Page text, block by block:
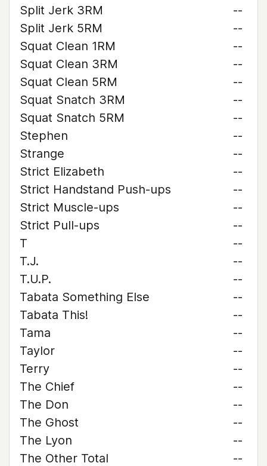
Split Jerk 3RM
--
Split Jerk 5RM
--
Squat Clean 1RM
--
Squat Clean 3RM
--
Squat Clean 5RM
--
Squat Snatch 3RM
--
Squat Snatch 5RM
--
Stephen
--
Strange
--
Strict Elizabeth
--
Strict Handstand Push-ups
--
Strict Muscle-ups
--
Strict Pull-ups
--
T
--
T.J.
--
T.U.P.
--
Tabata Something Else
--
Tabata This!
--
Tama
--
Taylor
--
Terry
--
The Chief
--
The Don
--
The Ghost
--
The Lyon
--
The Other Total
--